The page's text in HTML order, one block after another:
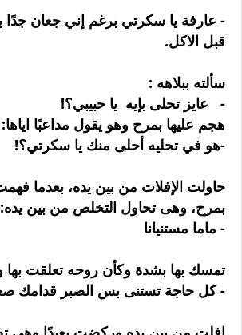
- عارفة يا سكرتي برغم إني جعان
قبل الاكل.
سألته ببلاهه :
- ‏ عايز تحلى بإيه يا حبيبي؟!
هجم عليها بمرح وهو يقول مداعبًا اياها:
-هو في تحليه أحلى منك يا سكرتي؟!
حاولت الإفلات من بين يده، بعدما
بمرح، وهى تحاول التخلص من بين يده:
- ماما مستنيانا
تمسك بها بشدة وكأن روحه تعلقت
- كل حاجة تستنى بس الصبر قدامك